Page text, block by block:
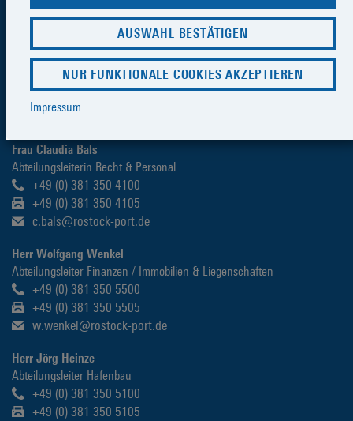
management@rostock-port.de
Herr Dr. Gernot Tesch
Geschäftsführer
+49 (0) 381 350 0
management@rostock-port.de
Frau Claudia Bals
Abteilungsleiterin Recht & Personal
+49 (0) 381 350 4100
+49 (0) 381 350 4105
c.bals@rostock-port.de
Herr Wolfgang Wenkel
Abteilungsleiter Finanzen / Immobilien & Liegenschaften
+49 (0) 381 350 5500
+49 (0) 381 350 5505
w.wenkel@rostock-port.de
Herr Jörg Heinze
Abteilungsleiter Hafenbau
+49 (0) 381 350 5100
+49 (0) 381 350 5105
AUSWAHL BESTÄTIGEN
NUR FUNKTIONALE COOKIES AKZEPTIEREN
Impressum